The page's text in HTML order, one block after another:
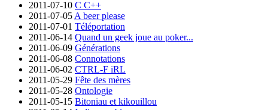
2011-07-10 C C++
2011-07-05 A beer please
2011-07-01 Téléportation
2011-06-14 Quand un geek joue au poker...
2011-06-09 Générations
2011-06-08 Connotations
2011-06-02 CTRL-F iRL
2011-05-29 Fête des mères
2011-05-28 Ontologie
2011-05-15 Bitoniau et kikouillou